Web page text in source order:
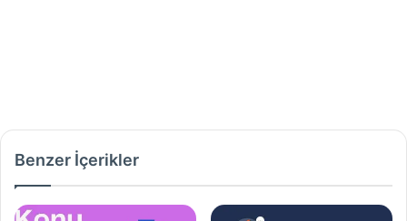
Benzer İçerikler